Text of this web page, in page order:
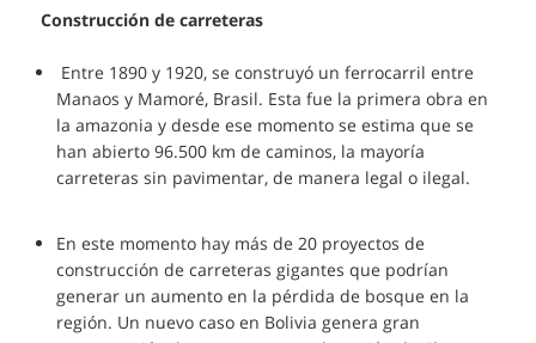
Construcción de carreteras
Entre 1890 y 1920, se construyó un ferrocarril entre
Manaos y Mamoré, Brasil. Esta fue la primera obra en
la amazonia y desde ese momento se estima que se
han abierto 96.500 km de caminos, la mayoría
carreteras sin pavimentar, de manera legal o ilegal.
En este momento hay más de 20 proyectos de
construcción de carreteras gigantes que podrían
generar un aumento en la pérdida de bosque en la
región. Un nuevo caso en Bolivia genera gran